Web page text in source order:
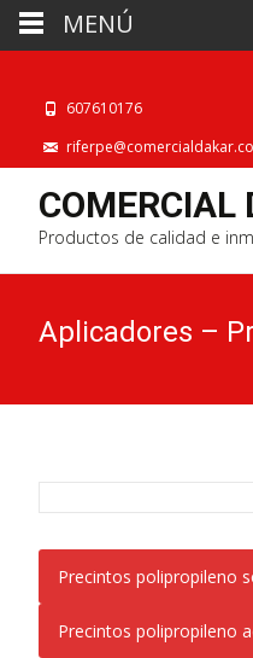
607610176
COMERCIAL
Productos de calidad e
Aplicadores –
Precintos polipropileno
Precintos polipropileno
MENÚ